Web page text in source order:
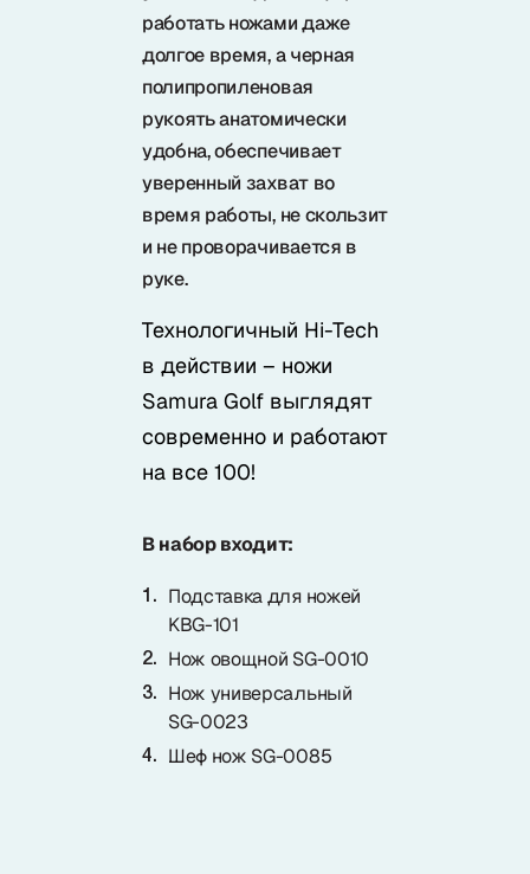
работать ножами даже
долгое время, а черная
полипропиленовая
рукоять анатомически
удобна, обеспечивает
уверенный захват во
время работы, не скользит
и не проворачивается в
руке.
Технологичный Hi-Tech
в действии – ножи
Samura Golf выглядят
современно и работают
на все 100!
В набор входит:
Подставка для ножей
KBG-101
Нож овощной SG-0010
Нож универсальный
SG-0023
Шеф нож SG-0085